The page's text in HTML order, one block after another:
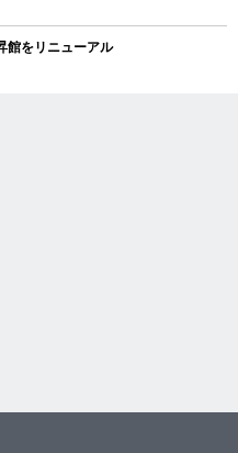
をリニューアル